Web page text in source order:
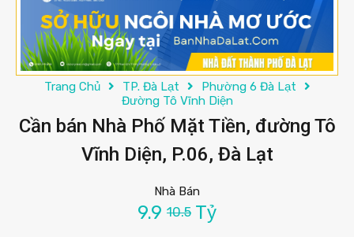
Trang Chủ TP. Đà Lạt
Phường 6 Đà Lạt
Đường Tô Vĩnh Diện
Cần bán Nhà Phố Mặt Tiền, đường Tô
Vĩnh Diện, P.06, Đà Lạt
Nhà Bán
9.9 10.5 Tỷ